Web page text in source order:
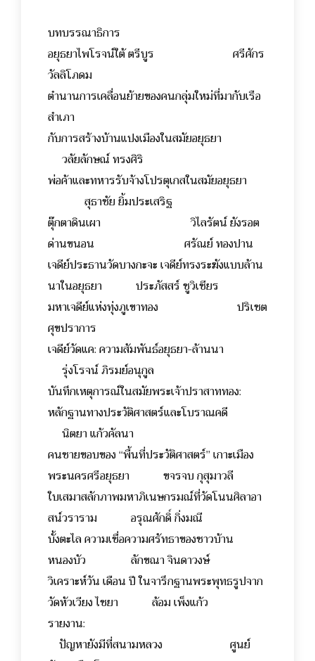
บทบรรณาธิการ
อยุธยาไพโรจน์ใต้ ตรีบูร ศรีศักร
วัลลิโภดม
ตำนานการเคลื่อนย้ายของคนกลุ่มใหม่ที่มากับเรือ
สำเภา
กับการสร้างบ้านแปงเมืองในสมัยอยุธยา
วลัยลักษณ์ ทรงศิริ
พ่อค้าและทหารรับจ้างโปรตุเกสในสมัยอยุธยา
สุธาชัย ยิ้มประเสริฐ
ตุ๊กตาดินเผา วิไลรัตน์ ยังรอต
ด่านขนอน ศรัณย์ ทองปาน
เจดีย์ประธานวัดบางกะจะ เจดีย์ทรงระฆังแบบล้าน
นาในอยุธยา ประภัสสร์ ชูวิเชียร
มหาเจดีย์แห่งทุ่งภูเขาทอง ปริเชต
ศุขปราการ
เจดีย์วัดแค: ความสัมพันธ์อยุธยา-ล้านนา
รุ่งโรจน์ ภิรมย์อนุกูล
บันทึกเหตุการณ์ในสมัยพระเจ้าปราสาททอง:
หลักฐานทางประวัติศาสตร์และโบราณคดี
นิตยา แก้วคัลนา
คนชายขอบของ “พื้นที่ประวัติศาสตร์” เกาะเมือง
พระนครศรีอยุธยา ขจรจบ กุสุมาวลี
ใบเสมาสลักภาพมหาภิเนษกรมณ์ที่วัดโนนศิลาอา
สน์วราราม อรุณศักดิ์ กิ่งมณี
บั้งตะไล ความเชื่อความศรัทธาของชาวบ้าน
หนองบัว ลักขณา จินดาวงษ์
วิเคราะห์วัน เดือน ปี ในจารึกฐานพระพุทธรูปจาก
วัดหัวเวียง ไชยา ล้อม เพ็งแก้ว
รายงาน:
ปัญหายังมีที่สนามหลวง ศูนย์